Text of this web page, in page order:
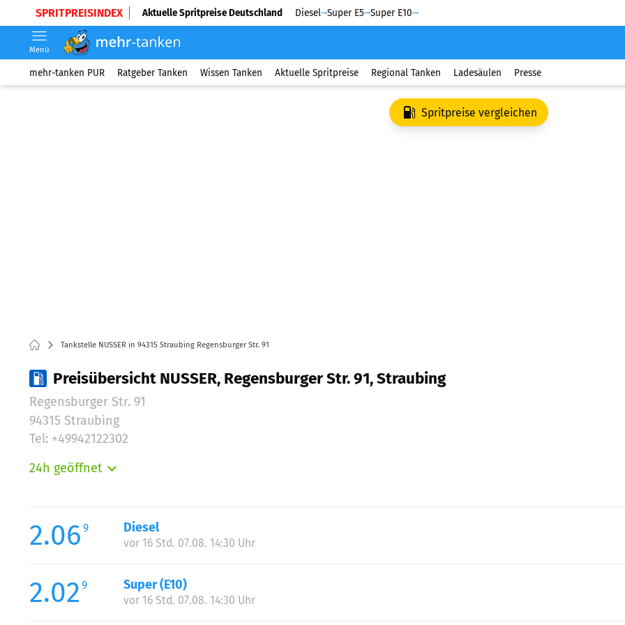
SPRITPREISINDEX Aktuelle Spritpreise Deutschland Diesel Super E5 Super E10
Menü
mehr-tanken PUR Ratgeber Tanken Wissen Tanken Aktuelle Spritpreise Regional Tanken Ladesäulen Presse
Spritpreise vergleichen
Tankstelle NUSSER in 94315 Straubing Regensburger Str. 91
Preisübersicht NUSSER, Regensburger Str. 91, Straubing
Regensburger Str. 91
94315 Straubing
Tel: +49942122302
24h geöffnet
Mittwoch:
Donnerstag:
Samstag:
Sonntag:
2.06 9 Diesel
vor 16 Std. 07.08. 14:30 Uhr
2.02 9 Super (E10)
vor 16 Std. 07.08. 14:30 Uhr